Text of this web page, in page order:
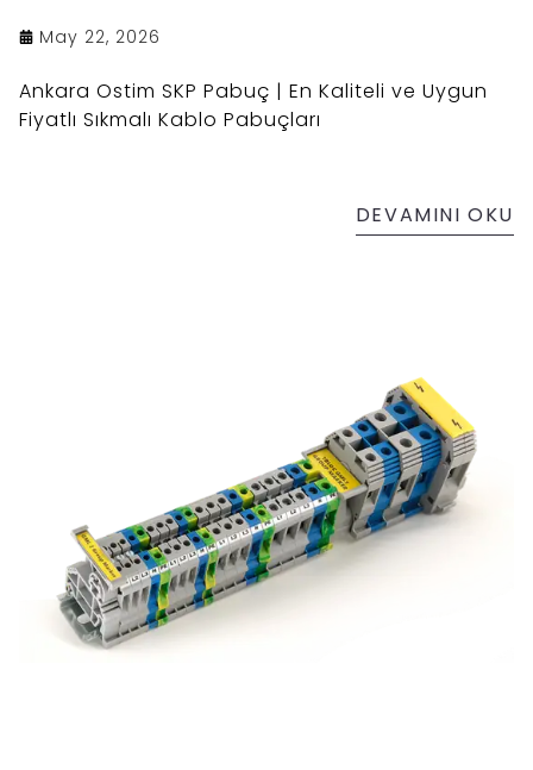
May 22, 2026
Ankara Ostim SKP Pabuç | En Kaliteli ve Uygun
Fiyatlı Sıkmalı Kablo Pabuçları
DEVAMINI OKU